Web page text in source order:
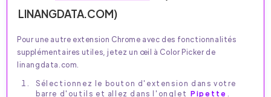
LINANGDATA.COM)
Pour une autre extension Chrome avec des fonctionnalités
supplémentaires utiles, jetez un œil à Color Picker de
linangdata.com.
Sélectionnez le bouton d'extension dans votre
barre d'outils et allez dans l'onglet Pipette .